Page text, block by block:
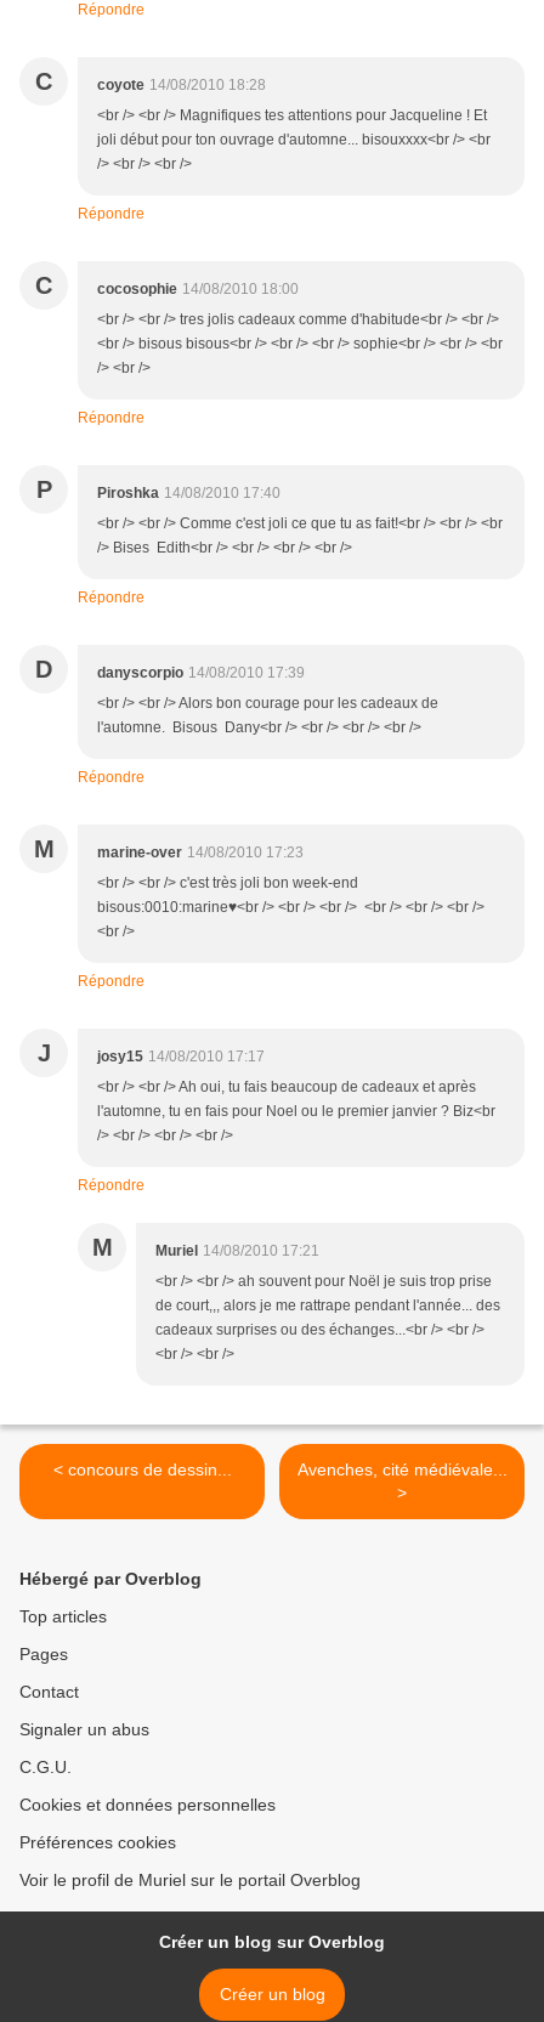
Répondre
C coyote 14/08/2010 18:28
<br /> <br /> Magnifiques tes attentions pour Jacqueline ! Et
joli début pour ton ouvrage d'automne... bisouxxxx<br /> <br
/> <br /> <br />
Répondre
C cocosophie 14/08/2010 18:00
<br /> <br /> tres jolis cadeaux comme d'habitude<br /> <br />
<br /> bisous bisous<br /> <br /> <br /> sophie<br /> <br /> <br
/> <br />
Répondre
P Piroshka 14/08/2010 17:40
<br /> <br /> Comme c'est joli ce que tu as fait!<br /> <br /> <br
/> Bises Edith<br /> <br /> <br /> <br />
Répondre
D danyscorpio 14/08/2010 17:39
<br /> <br /> Alors bon courage pour les cadeaux de
l'automne. Bisous Dany<br /> <br /> <br /> <br />
Répondre
M marine-over 14/08/2010 17:23
<br /> <br /> c'est très joli bon week-end
bisous:0010:marine♥<br /> <br /> <br /> <br /> <br /> <br />
<br />
Répondre
J josy15 14/08/2010 17:17
<br /> <br /> Ah oui, tu fais beaucoup de cadeaux et après
l'automne, tu en fais pour Noel ou le premier janvier ? Biz<br
/> <br /> <br /> <br />
Répondre
M Muriel 14/08/2010 17:21
<br /> <br /> ah souvent pour Noël je suis trop prise
de court,,, alors je me rattrape pendant l'année... des
cadeaux surprises ou des échanges...<br /> <br />
<br /> <br />
< concours de dessin...
Avenches, cité médiévale...
>
Hébergé par Overblog
Top articles
Pages
Contact
Signaler un abus
C.G.U.
Cookies et données personnelles
Préférences cookies
Voir le profil de Muriel sur le portail Overblog
Créer un blog sur Overblog
Créer un blog